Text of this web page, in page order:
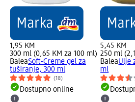
1,95 KM
300 ml (0,65 KM za 100 ml)
BaleaSoft-Creme gel za
tuširanje, 300 ml
(18)
Dostupno online
5,45 KM
250 ml
BaleaUlje
ml